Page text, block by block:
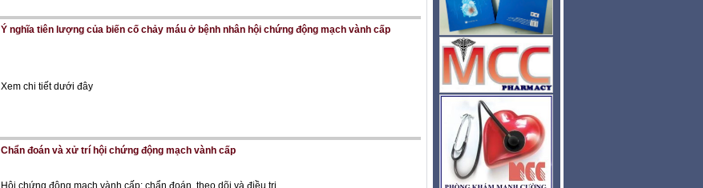
Ý nghĩa tiên lượng của biến cố chảy máu ở bệnh nhân hội chứng động mạch vành cấp
Xem chi tiết dưới đây
Chẩn đoán và xử trí hội chứng động mạch vành cấp
Hội chứng động mạch vành cấp: chẩn đoán, theo dõi và điều trị